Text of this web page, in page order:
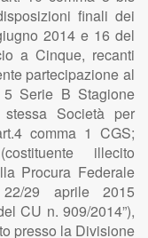
finali dei
2014 e 16 del
a Cinque, recanti
partecipazione al
Serie B Stagione
Società per
comma 1 CGS;
illecito
Procura Federale
29 aprile 2015
CU n. 909/2014”),
presso la Divisione